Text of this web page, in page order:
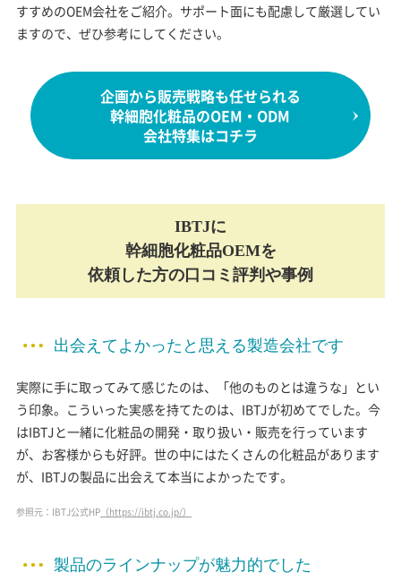
すすめのOEM会社をご紹介。サポート面にも配慮して厳選してい
ますので、ぜひ参考にしてください。
企画から販売戦略も任せられる
幹細胞化粧品のOEM・ODM
会社特集はコチラ
IBTJに
幹細胞化粧品OEMを
依頼した方の口コミ評判や事例
出会えてよかったと思える製造会社です
実際に手に取ってみて感じたのは、「他のものとは違うな」とい
う印象。こういった実感を持てたのは、IBTJが初めてでした。今
はIBTJと一緒に化粧品の開発・取り扱い・販売を行っています
が、お客様からも好評。世の中にはたくさんの化粧品があります
が、IBTJの製品に出会えて本当によかったです。
参照元：IBTJ公式HP（https://ibtj.co.jp/）
製品のラインナップが魅力的でした